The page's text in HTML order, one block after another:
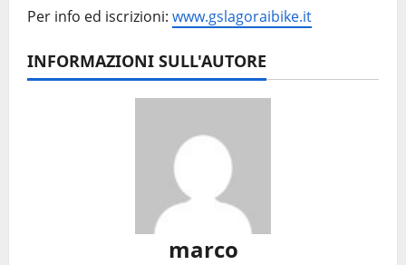
Per info ed iscrizioni: www.gslagoraibike.it
INFORMAZIONI SULL'AUTORE
marco